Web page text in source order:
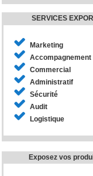
SERVICES
Marketing
Accompagnement
Commercial
Administratif
Sécurité
Audit
Logistique
Exposez vos